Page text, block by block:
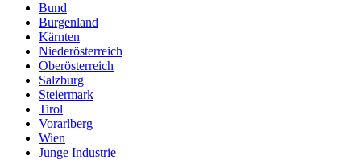
Bund
Burgenland
Kärnten
Niederösterreich
Oberösterreich
Salzburg
Steiermark
Tirol
Vorarlberg
Wien
Junge Industrie